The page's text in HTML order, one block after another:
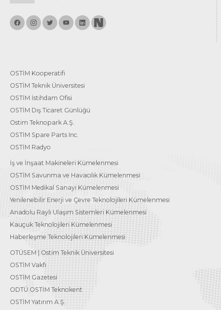
OSTİM Kooperatifi
OSTİM Teknik Üniversitesi
OSTİM İstihdam Ofisi
OSTİM Dış Ticaret Günlüğü
Ostim Teknopark A.Ş.
OSTİM Spare Parts Inc.
OSTİM Radyo
İş ve İnşaat Makineleri Kümelenmesi
OSTİM Savunma ve Havacılık Kümelenmesi
OSTİM Medikal Sanayi Kümelenmesi
Yenilenebilir Enerji ve Çevre Teknolojileri Kümelenmesi
Anadolu Raylı Ulaşım Sistemleri Kümelenmesi
Kauçuk Teknolojileri Kümelenmesi
Haberleşme Teknolojileri Kümelenmesi
OTÜSEM | Ostim Teknik Üniversitesi
OSTİM Vakfı
OSTİM Gazetesi
ODTÜ OSTİM Teknokent
OSTİM Yatırım A.Ş.